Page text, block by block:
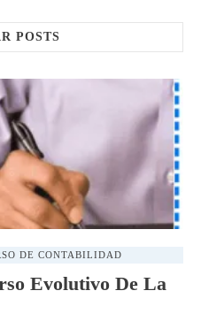
POSTS
DE CONTABILIDAD
Evolutivo De La